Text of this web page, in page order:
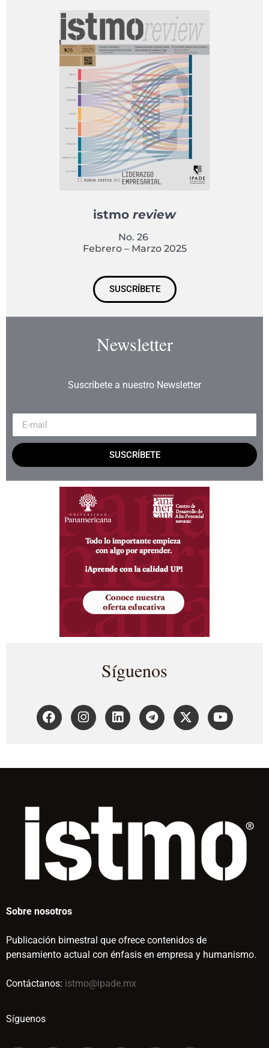
istmo review
No. 26
Febrero – Marzo 2025
SUSCRÍBETE
Newsletter
Suscríbete a nuestro Newsletter
SUSCRÍBETE
Síguenos
Sobre nosotros
Publicación bimestral que ofrece contenidos de
pensamiento actual con énfasis en empresa y humanismo.
Contáctanos: istmo@ipade.mx
Síguenos